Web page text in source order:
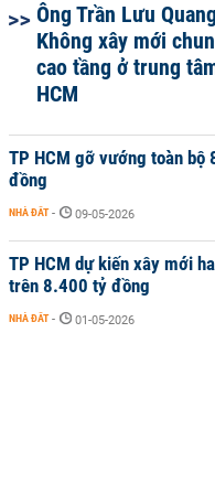
Ông Trần Lưu
Không xây mới
cao tầng ở trung
HCM
TP HCM gỡ vướng toàn
đồng
NHÀ ĐẤT - 09-05-2026
TP HCM dự kiến xây mới
trên 8.400 tỷ đồng
NHÀ ĐẤT - 01-05-2026